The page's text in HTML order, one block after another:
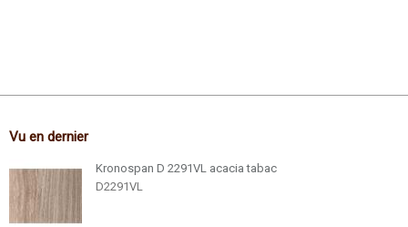
Vu en dernier
Kronospan D 2291VL acacia tabac
D2291VL